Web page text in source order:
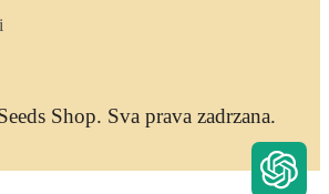
Shop. Sva prava zadrzana.